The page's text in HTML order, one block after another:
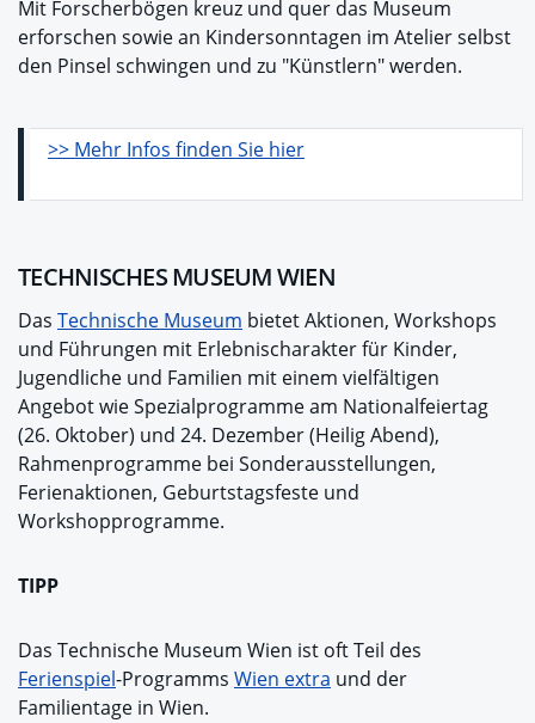
Mit Forscherbögen kreuz und quer das Museum
erforschen sowie an Kindersonntagen im Atelier selbst
den Pinsel schwingen und zu "Künstlern" werden.
>> Mehr Infos finden Sie hier
TECHNISCHES MUSEUM WIEN
Das Technische Museum bietet Aktionen, Workshops
und Führungen mit Erlebnischarakter für Kinder,
Jugendliche und Familien mit einem vielfältigen
Angebot wie Spezialprogramme am Nationalfeiertag
(26. Oktober) und 24. Dezember (Heilig Abend),
Rahmenprogramme bei Sonderausstellungen,
Ferienaktionen, Geburtstagsfeste und
Workshopprogramme.
TIPP
Das Technische Museum Wien ist oft Teil des
Ferienspiel-Programms Wien extra und der
Familientage in Wien.